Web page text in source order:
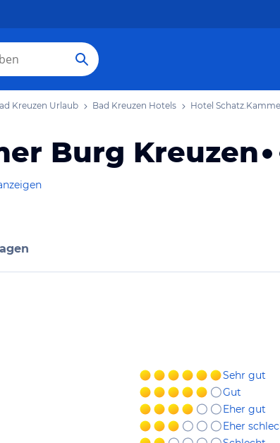
Kreuzen Urlaub Bad Kreuzen Hotels Hotel
Burg Kreuzen
Sehr gut
Gut
Eher gut
Eher